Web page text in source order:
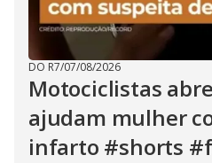
DO R7/07/08/2026
Motociclistas
ajudam mulher
infarto #shorts